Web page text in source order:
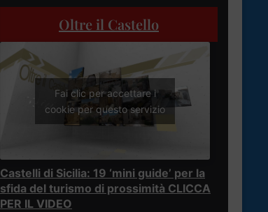
Oltre il Castello
Fai clic per accettare i
cookie per questo servizio
Castelli di Sicilia: 19 ‘mini guide’ per la
sfida del turismo di prossimità CLICCA
PER IL VIDEO